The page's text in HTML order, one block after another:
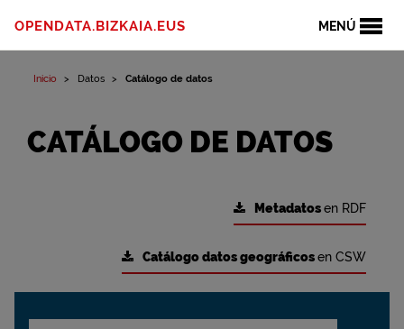
MENÚ
OPENDATA.BIZKAIA.EUS
Inicio Datos Catálogo de datos
CATÁLOGO DE DATOS
Metadatosen RDF
Catálogo datos geográficosen CSW